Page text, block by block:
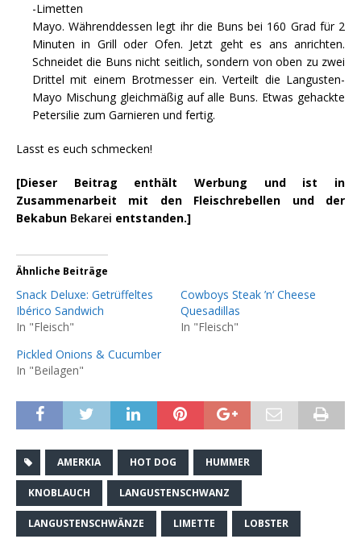
-Limetten
Mayo. Währenddessen legt ihr die Buns bei 160 Grad für 2
Minuten in Grill oder Ofen. Jetzt geht es ans anrichten.
Schneidet die Buns nicht seitlich, sondern von oben zu zwei
Drittel mit einem Brotmesser ein. Verteilt die Langusten-
Mayo Mischung gleichmäßig auf alle Buns. Etwas gehackte
Petersilie zum Garnieren und fertig.
Lasst es euch schmecken!
[Dieser Beitrag enthält Werbung und ist in
Zusammenarbeit mit den Fleischrebellen und der
Bekabun Bekarei entstanden.]
Ähnliche Beiträge
Snack Deluxe: Getrüffeltes
Ibérico Sandwich
In "Fleisch"
Cowboys Steak ’n‘ Cheese
Quesadillas
In "Fleisch"
Pickled Onions & Cucumber
In "Beilagen"
AMERKIA HOT DOG HUMMER
KNOBLAUCH LANGUSTENSCHWANZ
LANGUSTENSCHWÄNZE LIMETTE LOBSTER